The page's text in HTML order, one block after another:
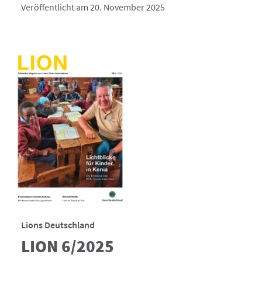
Veröffentlicht am 20. November 2025
Lions Deutschland
LION 6/2025